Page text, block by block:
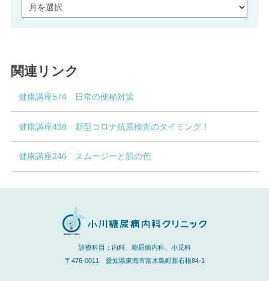
関連リンク
健康講座574 日常の便秘対策
健康講座498 新型コロナ抗原検査のタイミング！
健康講座246 スムージーと肌の色
診療科目：内科、糖尿病内科、小児科
〒476-0011 愛知県東海市富木島町新石根84-1